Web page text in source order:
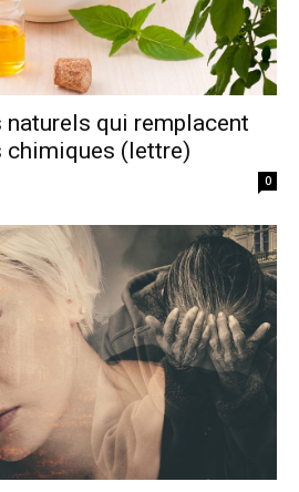
naturels qui remplacent
chimiques (lettre)
0